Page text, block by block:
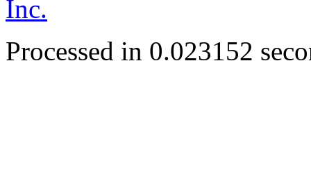
Inc.
Processed in 0.023152